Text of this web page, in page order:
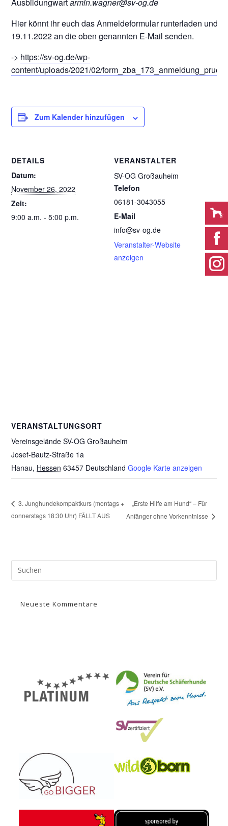
Ausbildungwartarmin.wagner@sv-og.de
Hier könnt ihr euch das Anmeldeformular runterladen und
19.11.2022 an die oben genannten E-Mail senden.
-> https://sv-og.de/wp-
content/uploads/2021/02/
Zum Kalender hinzufügen
DETAILS
Datum:
November 26, 2022
Zeit:
9:00 a.m. - 5:00 p.m.
VERANSTALTER
SV-OG Großauheim
Telefon
06181-3043055
E-Mail
info@sv-og.de
Veranstalter-Website
anzeigen
VERANSTALTUNGSORT
Vereinsgelände SV-OG Großauheim
Josef-Bautz-Straße 1a
Hanau, Hessen 63457 Deutschland Google Karte anzeigen
3. Junghundekompaktkurs (montags +
donnerstags 18:30 Uhr) FÄLLT AUS
„Erste Hilfe am Hund“ – Für
Anfänger ohne Vorkenntnisse
Neueste Kommentare